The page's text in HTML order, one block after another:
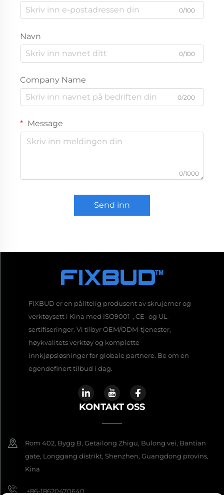
0/100
Navn
0/100
Company Name
0/200
Message
0/1000
Send inn
FIXBUD er en pålitelig produsent av skrujerner og
verktøysett i Kina med ISO9001-, CE- og UL-
sertifiseringer. Vi tilbyr OEM/ODM-tjenester,
høykvalitets verktøy og komplette
innkjøpsløsninger for globale partnere. Be om en
egendefinert tilbud i dag.
KONTAKT OSS
Rom 402, Bygg B, Getailong Zhigu, Bulong vei, Bantian
gate, Longgang distrikt, Shenzhen, Guangdong provins,
Kina
+86-18620470640